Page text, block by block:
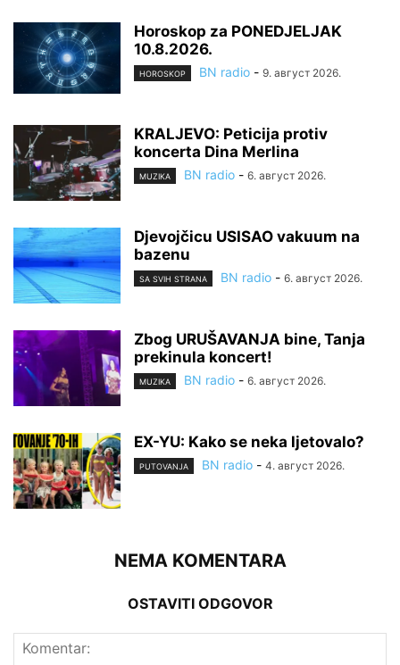
Horoskop za PONEDJELJAK
10.8.2026.
HOROSKOP BN radio - 9. август 2026.
KRALJEVO: Peticija protiv
koncerta Dina Merlina
MUZIKA BN radio - 6. август 2026.
Djevojčicu USISAO vakuum na
bazenu
SA SVIH STRANA BN radio - 6. август 2026.
Zbog URUŠAVANJA bine, Tanja
prekinula koncert!
MUZIKA BN radio - 6. август 2026.
EX-YU: Kako se neka ljetovalo?
PUTOVANJA BN radio - 4. август 2026.
NEMA KOMENTARA
OSTAVITI ODGOVOR